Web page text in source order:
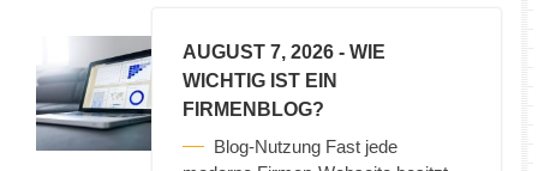
AUGUST 7, 2026 - WIE
WICHTIG IST EIN
FIRMENBLOG?
Blog-Nutzung Fast jede